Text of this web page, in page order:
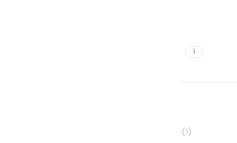
1
(1)